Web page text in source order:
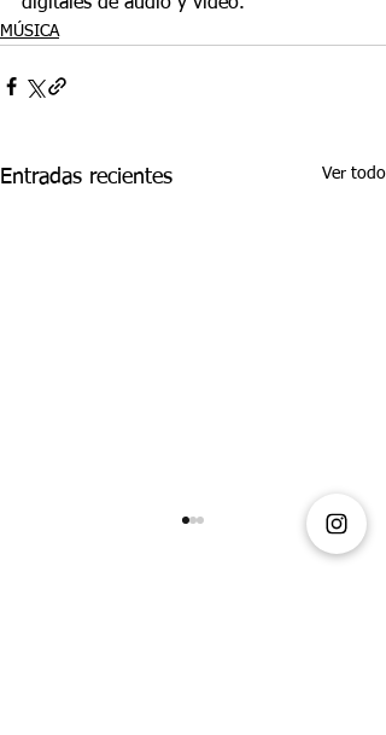
MÚSICA
Entradas recientes Ver todo